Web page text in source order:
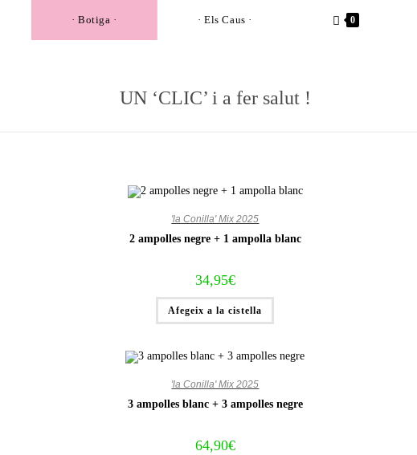
· Botiga · · Els Caus · 0
UN ‘CLIC’ i a fer salut !
'la Conilla' Mix 2025
2 ampolles negre + 1 ampolla blanc
34,95€
Afegeix a la cistella
'la Conilla' Mix 2025
3 ampolles blanc + 3 ampolles negre
64,90€